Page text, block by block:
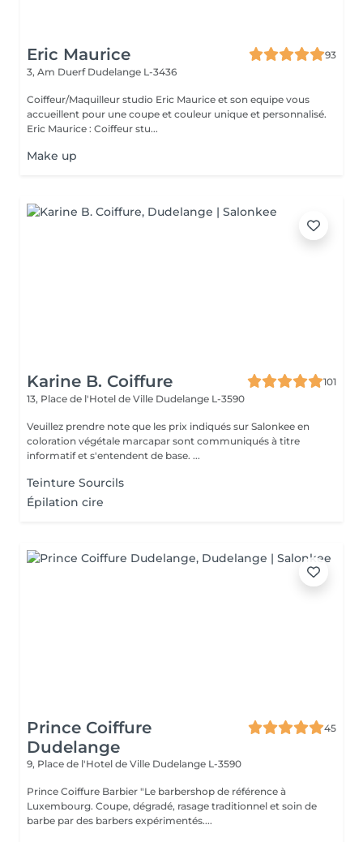
Eric Maurice
93
3, Am Duerf Dudelange L-3436
Coiffeur/Maquilleur studio Eric Maurice et son equipe vous
accueillent pour une coupe et couleur unique et personnalisé.
Eric Maurice : Coiffeur stu...
Make up
Karine B. Coiffure
101
13, Place de l'Hotel de Ville Dudelange L-3590
Veuillez prendre note que les prix indiqués sur Salonkee en
coloration végétale marcapar sont communiqués à titre
informatif et s'entendent de base. ...
Teinture Sourcils
Épilation cire
Prince Coiffure
Dudelange
45
9, Place de l'Hotel de Ville Dudelange L-3590
Prince Coiffure Barbier "Le barbershop de référence à
Luxembourg. Coupe, dégradé, rasage traditionnel et soin de
barbe par des barbers expérimentés....